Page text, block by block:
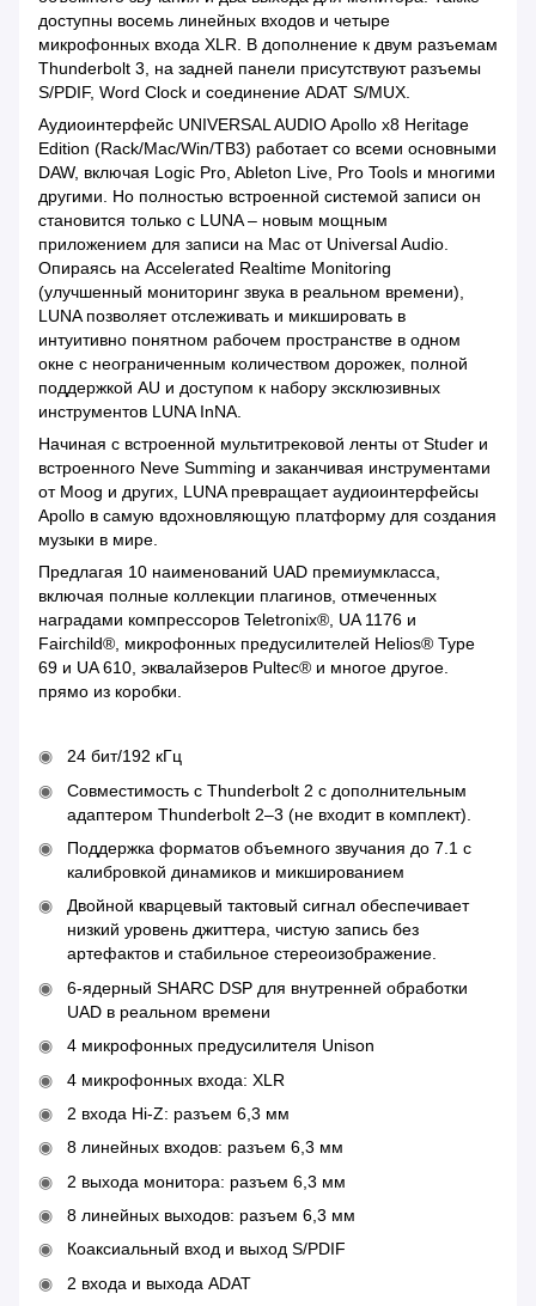
доступны восемь линейных входов и четыре
микрофонных входа XLR. В дополнение к двум разъемам
Thunderbolt 3, на задней панели присутствуют разъемы
S/PDIF, Word Clock и соединение ADAT S/MUX.
Аудиоинтерфейс UNIVERSAL AUDIO Apollo x8 Heritage
Edition (Rack/Mac/Win/TB3) работает со всеми основными
DAW, включая Logic Pro, Ableton Live, Pro Tools и многими
другими. Но полностью встроенной системой записи он
становится только с LUNA – новым мощным
приложением для записи на Mac от Universal Audio.
Опираясь на Accelerated Realtime Monitoring
(улучшенный мониторинг звука в реальном времени),
LUNA позволяет отслеживать и микшировать в
интуитивно понятном рабочем пространстве в одном
окне с неограниченным количеством дорожек, полной
поддержкой AU и доступом к набору эксклюзивных
инструментов LUNA InNA.
Начиная с встроенной мультитрековой ленты от Studer и
встроенного Neve Summing и заканчивая инструментами
от Moog и других, LUNA превращает аудиоинтерфейсы
Apollo в самую вдохновляющую платформу для создания
музыки в мире.
Предлагая 10 наименований UAD премиумкласса,
включая полные коллекции плагинов, отмеченных
наградами компрессоров Teletronix®, UA 1176 и
Fairchild®, микрофонных предусилителей Helios® Type
69 и UA 610, эквалайзеров Pultec® и многое другое.
прямо из коробки.
24 бит/192 кГц
Совместимость с Thunderbolt 2 с дополнительным
адаптером Thunderbolt 2–3 (не входит в комплект).
Поддержка форматов объемного звучания до 7.1 с
калибровкой динамиков и микшированием
Двойной кварцевый тактовый сигнал обеспечивает
низкий уровень джиттера, чистую запись без
артефактов и стабильное стереоизображение.
6-ядерный SHARC DSP для внутренней обработки
UAD в реальном времени
4 микрофонных предусилителя Unison
4 микрофонных входа: XLR
2 входа Hi-Z: разъем 6,3 мм
8 линейных входов: разъем 6,3 мм
2 выхода монитора: разъем 6,3 мм
8 линейных выходов: разъем 6,3 мм
Коаксиальный вход и выход S/PDIF
2 входа и выхода ADAT